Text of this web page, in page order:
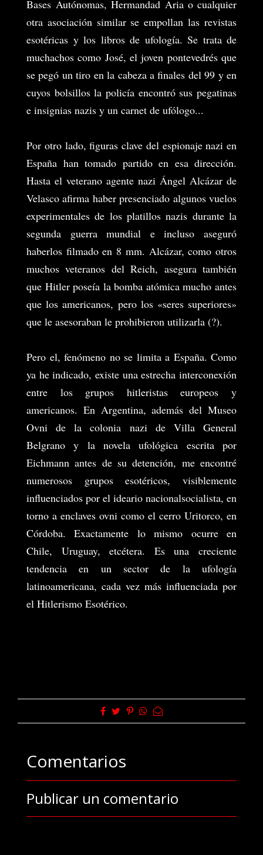
BasesAutónomas, Hermandad Aria o cualquier
otra asociación similar se empollan las revistas
esotéricas y los libros de ufología. Se trata de
muchachos como José, el joven pontevedrés que
se pegó un tiro en la cabeza a finales del 99 y en
cuyos bolsillos la policía encontró sus pegatinas
e insignias nazis y un carnet de ufólogo...
Por otro lado, figuras clave del espionaje nazi en
España han tomado partido en esa dirección.
Hasta el veterano agente nazi Ángel Alcázar de
Velasco afirma haber presenciado algunos vuelos
experimentales de los platillos nazis durante la
segunda guerra mundial e incluso aseguró
haberlos filmado en 8 mm. Alcázar, como otros
muchos veteranos del Reich, asegura también
que Hitler poseía la bomba atómica mucho antes
que los americanos, pero los «seres superiores»
que le asesoraban le prohibieron utilizarla (?).
Pero el, fenómeno no se limita a España. Como
ya he indicado, existe una estrecha interconexión
entre los grupos hitleristas europeos y
americanos. En Argentina, además del Museo
Ovni de la colonia nazi de Villa General
Belgrano y la novela ufológica escrita por
Eichmann antes de su detención, me encontré
numerosos grupos esotéricos, visiblemente
influenciados por el ideario nacionalsocialista, en
torno a enclaves ovni como el cerro Uritorco, en
Córdoba. Exactamente lo mismo ocurre en
Chile, Uruguay, etcétera. Es una creciente
tendencia en un sector de la ufología
latinoamericana, cada vez más influenciada por
el Hitlerismo Esotérico.
Comentarios
Publicar un comentario